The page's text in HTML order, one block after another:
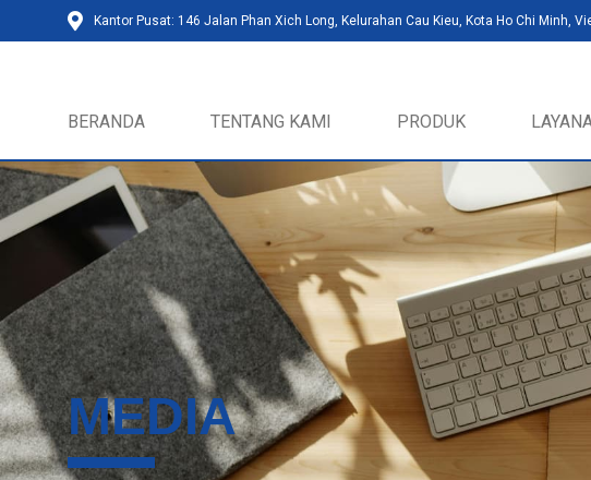
Kantor Pusat: 146 Jalan Phan Xich Long, Kelurahan Cau Kieu, Kota Ho Chi Minh,
BERANDA TENTANG KAMI PRODUK
MEDIA